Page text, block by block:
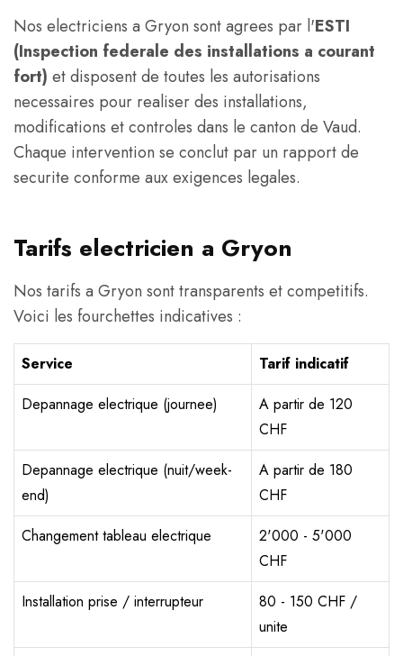
Nos electriciens a Gryon sont agrees par l'ESTI
(Inspection federale des installations a courant
fort) et disposent de toutes les autorisations
necessaires pour realiser des installations,
modifications et controles dans le canton de Vaud.
Chaque intervention se conclut par un rapport de
securite conforme aux exigences legales.
Tarifs electricien a Gryon
Nos tarifs a Gryon sont transparents et competitifs.
Voici les fourchettes indicatives :
Service
Tarif indicatif
Depannage electrique (journee)
A partir de 120
CHF
Depannage electrique (nuit/week-
end)
A partir de 180
CHF
Changement tableau electrique
2'000 - 5'000
CHF
Installation prise / interrupteur
80 - 150 CHF /
unite